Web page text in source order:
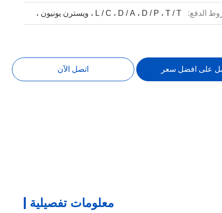
الدفع: L / C ، D / A ، D / P ، T / T ، ويسترن يونيون ،
على افضل سعر اتصل الآن
معلومات تفصيلية